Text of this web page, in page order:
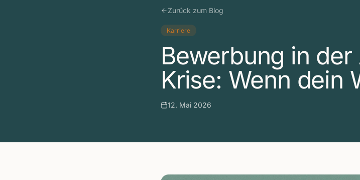
Zurück zum Blog
Karriere
Bewerbung in
Krise: Wenn dein
12. Mai 2026